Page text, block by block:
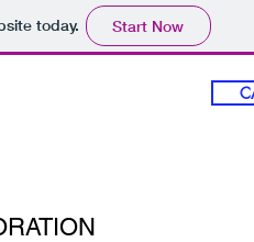
today. Start Now